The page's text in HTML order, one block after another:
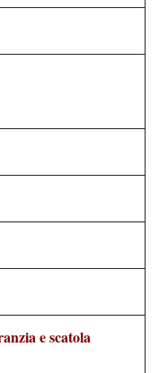
e scatola